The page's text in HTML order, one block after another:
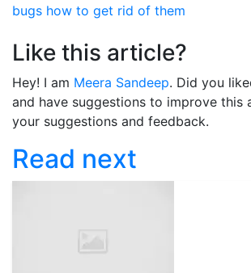
bugs how to get rid of them
Like this article?
Hey! I am Meera Sandeep. Did you
and have suggestions to improve this
your suggestions and feedback.
Read next